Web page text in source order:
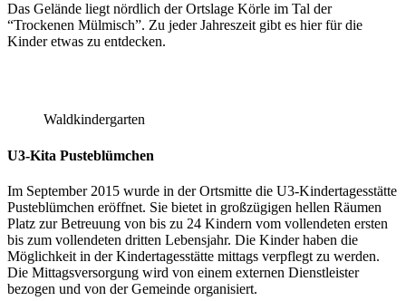
Das Gelände liegt nördlich der Ortslage Körle im Tal der
“Trockenen Mülmisch”. Zu jeder Jahreszeit gibt es hier für die
Kinder etwas zu entdecken.
Waldkindergarten
U3-Kita Pusteblümchen
Im September 2015 wurde in der Ortsmitte die U3-Kindertagesstätte
Pusteblümchen eröffnet. Sie bietet in großzügigen hellen Räumen
Platz zur Betreuung von bis zu 24 Kindern vom vollendeten ersten
bis zum vollendeten dritten Lebensjahr. Die Kinder haben die
Möglichkeit in der Kindertagesstätte mittags verpflegt zu werden.
Die Mittagsversorgung wird von einem externen Dienstleister
bezogen und von der Gemeinde organisiert.